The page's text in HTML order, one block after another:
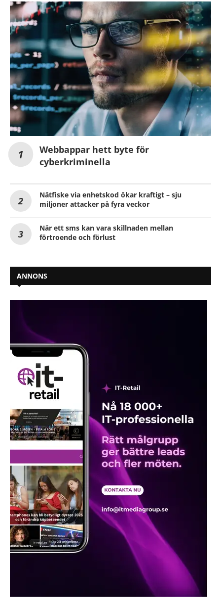
Webbappar hett byte för
cyberkriminella
Nätfiske via enhetskod ökar kraftigt – sju
miljoner attacker på fyra veckor
När ett sms kan vara skillnaden mellan
förtroende och förlust
ANNONS